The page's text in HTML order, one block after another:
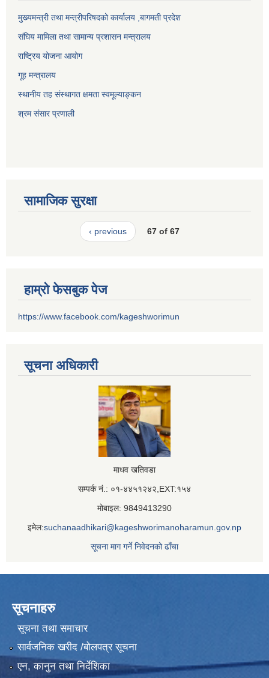
मुख्यमन्त्री तथा मन्त्रीपरिषदको कार्यालय ,बागमती प्रदेश
संघिय मामिला तथा सामान्य प्रशासन मन्त्रालय
राष्ट्रिय योजना आयोग
गूह मन्त्रालय
स्थानीय तह संस्थागत क्षमता स्वमूल्याङ्कन
श्रम संसार प्रणाली
सामाजिक सुरक्षा
‹ previous 67 of 67
हाम्रो फेसबुक पेज
https://www.facebook.com/kageshworimun
सूचना अधिकारी
माधव खतिवडा
सम्पर्क नं.: ०१-४४५१२४२,EXT:१५४
मोबाइल: 9849413290
इमेल:suchanaadhikari@kageshworimanoharamun.gov.np
सूचना माग गर्ने निवेदनको ढाँचा
सूचनाहरु
सूचना तथा समाचार
सार्वजनिक खरीद /बोलपत्र सूचना
एन, कानुन तथा निर्देशिका